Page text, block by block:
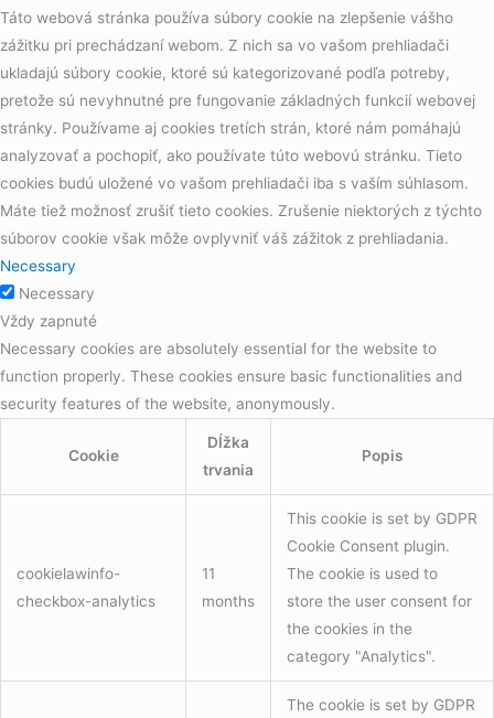
Táto webová stránka používa súbory cookie na zlepšenie vášho
zážitku pri prechádzaní webom. Z nich sa vo vašom prehliadači
ukladajú súbory cookie, ktoré sú kategorizované podľa potreby,
pretože sú nevyhnutné pre fungovanie základných funkcií webovej
stránky. Používame aj cookies tretích strán, ktoré nám pomáhajú
analyzovať a pochopiť, ako používate túto webovú stránku. Tieto
cookies budú uložené vo vašom prehliadači iba s vaším súhlasom.
Máte tiež možnosť zrušiť tieto cookies. Zrušenie niektorých z týchto
súborov cookie však môže ovplyvniť váš zážitok z prehliadania.
Necessary
Necessary
Vždy zapnuté
Necessary cookies are absolutely essential for the website to
function properly. These cookies ensure basic functionalities and
security features of the website, anonymously.
Cookie
Dĺžka
trvania
Popis
cookielawinfo-
checkbox-analytics
11
months
This cookie is set by GDPR
Cookie Consent plugin.
The cookie is used to
store the user consent for
the cookies in the
category "Analytics".
The cookie is set by GDPR